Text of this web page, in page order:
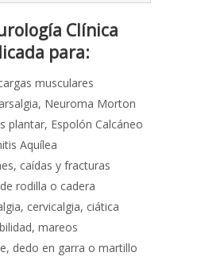
Clínica
para:
musculares
Neuroma Morton
plantar, Espolón Calcáneo
Aquílea
caídas y fracturas
rodilla o cadera
cervicalgia, ciática
mareos
dedo en garra o martillo